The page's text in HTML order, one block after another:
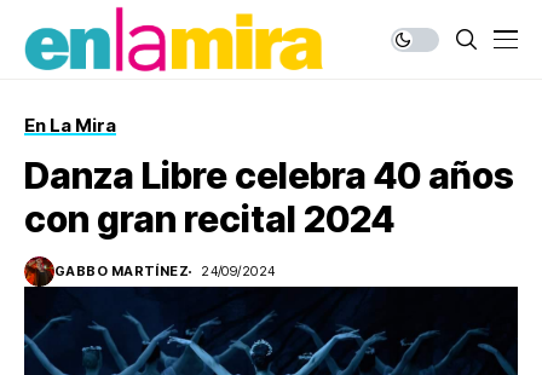
En La Mira
Danza Libre celebra 40 años
con gran recital 2024
GABBO MARTÍNEZ 24/09/2024